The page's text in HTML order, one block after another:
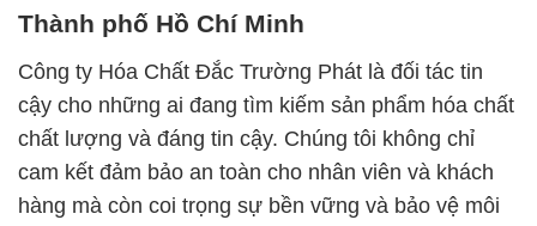
Thành phố Hồ Chí Minh
Công ty Hóa Chất Đắc Trường Phát là đối tác tin
cậy cho những ai đang tìm kiếm sản phẩm hóa chất
chất lượng và đáng tin cậy. Chúng tôi không chỉ
cam kết đảm bảo an toàn cho nhân viên và khách
hàng mà còn coi trọng sự bền vững và bảo vệ môi